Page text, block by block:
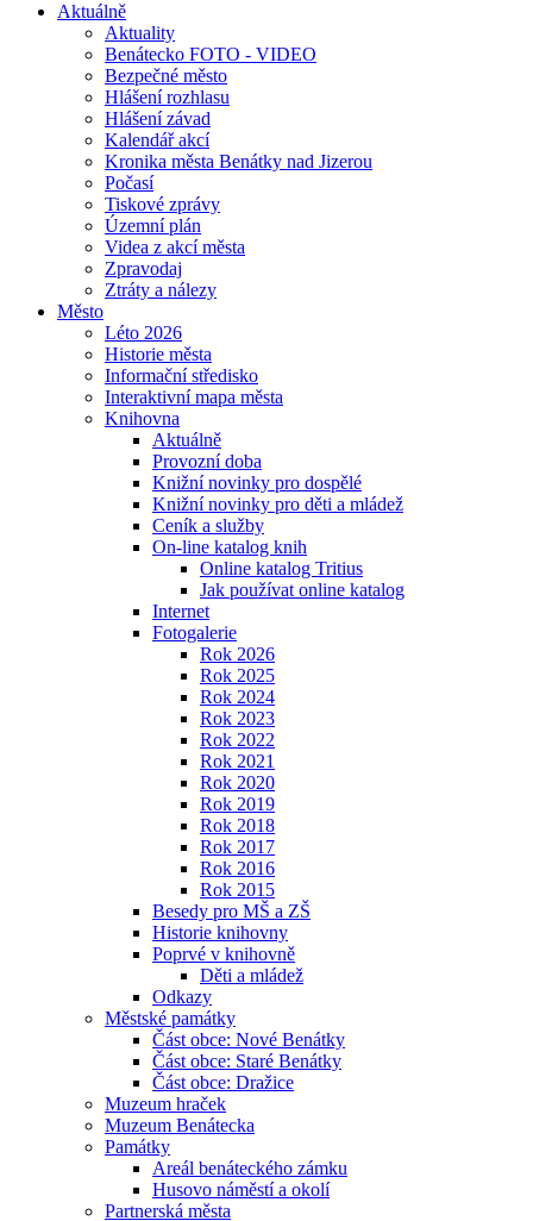
Aktuálně
Aktuality
Benátecko FOTO - VIDEO
Bezpečné město
Hlášení rozhlasu
Hlášení závad
Kalendář akcí
Kronika města Benátky nad Jizerou
Počasí
Tiskové zprávy
Územní plán
Videa z akcí města
Zpravodaj
Ztráty a nálezy
Město
Léto 2026
Historie města
Informační středisko
Interaktivní mapa města
Knihovna
Aktuálně
Provozní doba
Knižní novinky pro dospělé
Knižní novinky pro děti a mládež
Ceník a služby
On-line katalog knih
Online katalog Tritius
Jak používat online katalog
Internet
Fotogalerie
Rok 2026
Rok 2025
Rok 2024
Rok 2023
Rok 2022
Rok 2021
Rok 2020
Rok 2019
Rok 2018
Rok 2017
Rok 2016
Rok 2015
Besedy pro MŠ a ZŠ
Historie knihovny
Poprvé v knihovně
Děti a mládež
Odkazy
Městské památky
Část obce: Nové Benátky
Část obce: Staré Benátky
Část obce: Dražice
Muzeum hraček
Muzeum Benátecka
Památky
Areál benáteckého zámku
Husovo náměstí a okolí
Partnerská města